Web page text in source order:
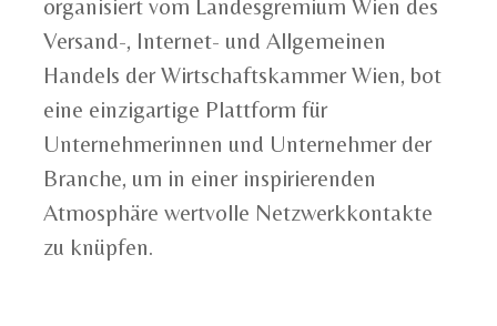
organisiert vom Landesgremium Wien des
Versand-, Internet- und Allgemeinen
Handels der Wirtschaftskammer Wien, bot
eine einzigartige Plattform für
Unternehmerinnen und Unternehmer der
Branche, um in einer inspirierenden
Atmosphäre wertvolle Netzwerkkontakte
zu knüpfen.